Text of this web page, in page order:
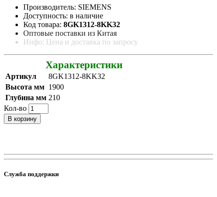
Производитель: SIEMENS
Доступность: в наличие
Код товара: 8GK1312-8KK32
Оптовые поставки из Китая
Инфо: Цена и доставка по запросу
Характеристики
Артикул
8GK1312-8KK32
Высота мм 1900
Глубина мм 210
Кол-во
В корзину
Служба поддержки